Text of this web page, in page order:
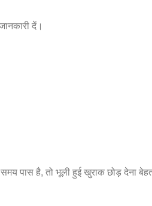
दें।
पास है, तो भूली हुई खुराक छोड़ देना